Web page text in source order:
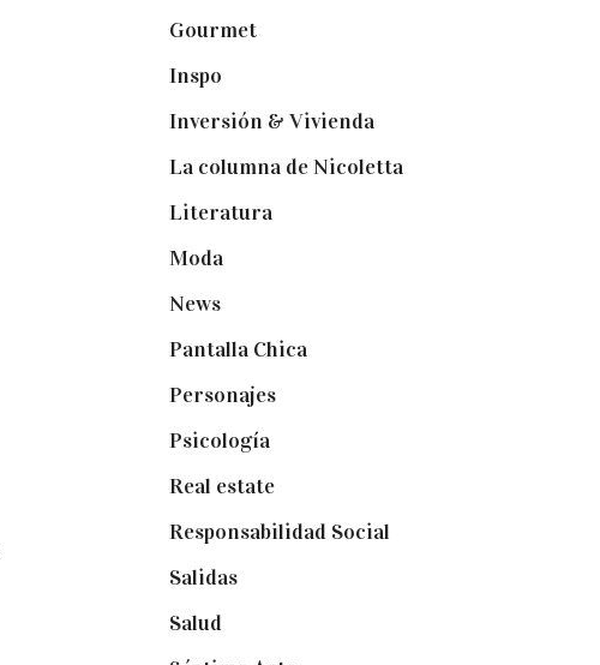
Gourmet(102)
Inspo
Inversión & Vivienda(5)
La columna de Nicoletta(5)
Literatura(1)
Moda(84)
News(24)
Pantalla Chica(22)
Personajes(9)
Psicología(60)
Real estate(7)
Responsabilidad Social
Salidas(16)
Salud